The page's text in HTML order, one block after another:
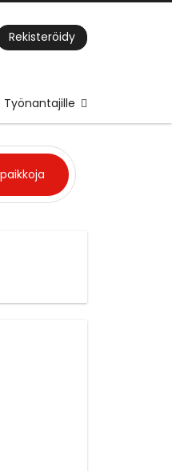
Rekisteröidy
Työnantajille